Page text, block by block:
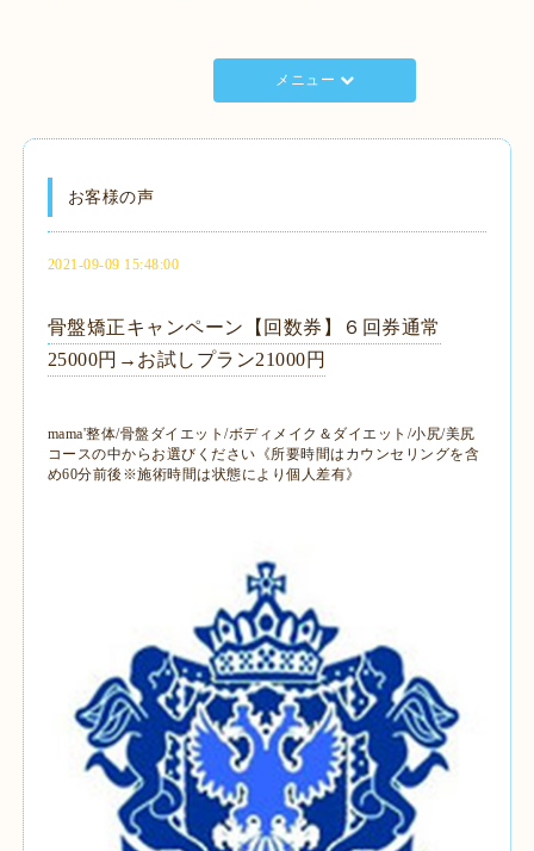
メニュー
お客様の声
2021-09-09 15:48:00
骨盤矯正キャンペーン【回数券】６回券通常
25000円→お試しプラン21000円
mama'整体/骨盤ダイエット/ボディメイク＆ダイエット/小尻/美尻
コースの中からお選びください《所要時間はカウンセリングを含
め60分前後※施術時間は状態により個人差有》